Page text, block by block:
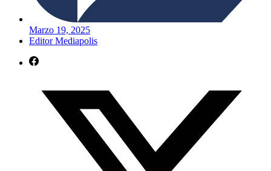
Marzo 19, 2025
Editor Mediapolis